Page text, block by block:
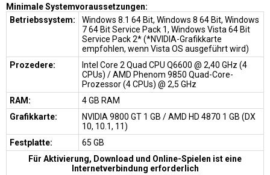
Minimale Systemvoraussetzungen:
Betriebssystem:
Windows 8.1 64 Bit, Windows 8 64 Bit, Windows
7 64 Bit Service Pack 1, Windows Vista 64 Bit
Service Pack 2* (*NVIDIA-Grafikkarte
empfohlen, wenn Vista OS ausgeführt wird)
Prozedere:
Intel Core 2 Quad CPU Q6600 @ 2,40 GHz (4
CPUs) / AMD Phenom 9850 Quad-Core-
Prozessor (4 CPUs) @ 2,5 GHz
RAM:
4 GB RAM
Grafikkarte:
NVIDIA 9800 GT 1 GB / AMD HD 4870 1 GB (DX
10, 10.1, 11)
Festplatte:
65 GB
Für Aktivierung, Download und Online-Spielen ist eine
Internetverbindung erforderlich